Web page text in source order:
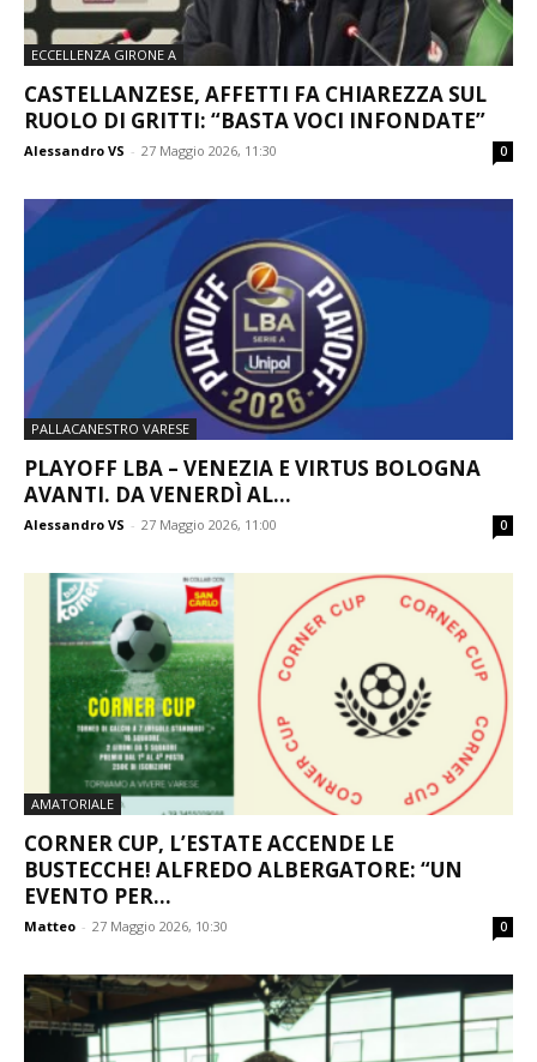
ECCELLENZA GIRONE A
CASTELLANZESE, AFFETTI FA CHIAREZZA SUL
RUOLO DI GRITTI: “BASTA VOCI INFONDATE”
Alessandro VS - 27 Maggio 2026, 11:30 0
PALLACANESTRO VARESE
PLAYOFF LBA – VENEZIA E VIRTUS BOLOGNA
AVANTI. DA VENERDÌ AL...
Alessandro VS - 27 Maggio 2026, 11:00 0
AMATORIALE
CORNER CUP, L’ESTATE ACCENDE LE
BUSTECCHE! ALFREDO ALBERGATORE: “UN
EVENTO PER...
Matteo - 27 Maggio 2026, 10:30 0